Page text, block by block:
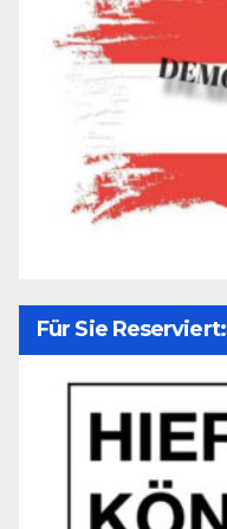
Für Sie Reserviert: